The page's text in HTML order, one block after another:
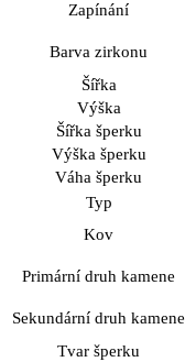
Zapínání
Barva zirkonu
Šířka
Výška
Šířka šperku
Výška šperku
Váha šperku
Typ
Kov
Primární druh kamene
Sekundární druh kamene
Tvar šperku